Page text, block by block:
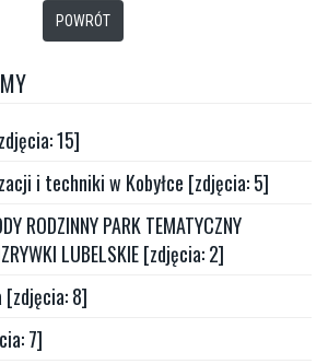
POWRÓT
15]
i techniki w Kobyłce [zdjęcia: 5]
RODZINNY PARK TEMATYCZNY
LUBELSKIE [zdjęcia: 2]
[zdjęcia: 8]
7]